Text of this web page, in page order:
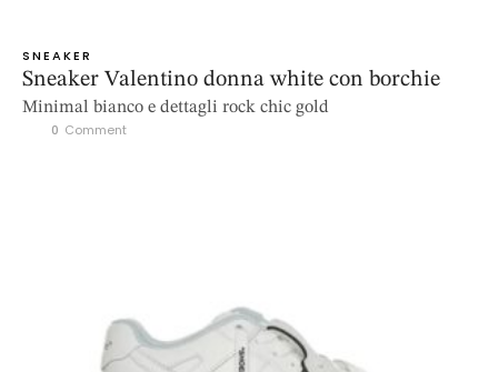
SNEAKER
Sneaker Valentino donna white con borchie
Minimal bianco e dettagli rock chic gold
0 Comment